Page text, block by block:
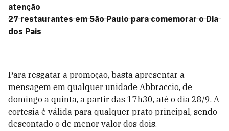
atenção
27 restaurantes em São Paulo para comemorar o Dia
dos Pais
Para resgatar a promoção, basta apresentar a
mensagem em qualquer unidade Abbraccio, de
domingo a quinta, a partir das 17h30, até o dia 28/9. A
cortesia é válida para qualquer prato principal, sendo
descontado o de menor valor dos dois.